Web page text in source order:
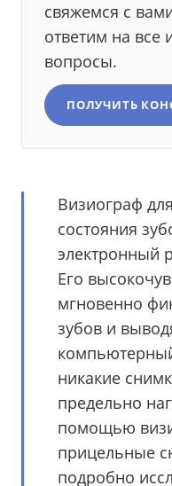
свяжемся с
ответим на все
вопросы.
ПОЛУЧИТЬ
Визиограф
состояния
электронный
Его
мгновенно
зубов и
никакие
предельно
помощью
прицельные
подробно